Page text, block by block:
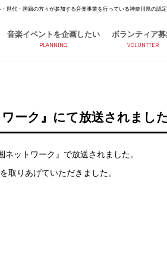
世代・国籍の方々が参加する音楽事業を行っている神奈川県の認定
音楽イベントを企画したい
PLANNING
ボランティア
VOLUNTTER
ーク』にて放送されました
ットワーク』で放送されました。
取りあげていただきました。